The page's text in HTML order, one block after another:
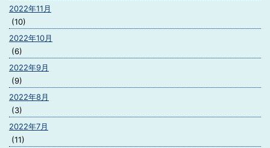
2022年11月
(10)
2022年10月
(6)
2022年9月
(9)
2022年8月
(3)
2022年7月
(11)